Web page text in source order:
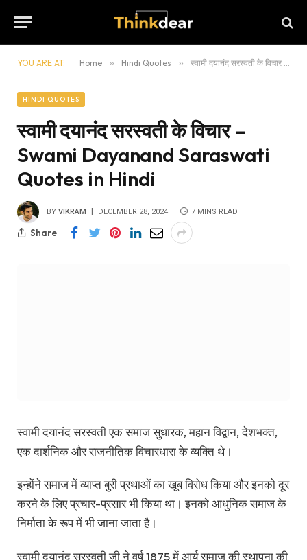
YOU ARE AT: Home » Hindi Quotes » स्वामी दयानंद सरस्वती के विचार – Swami Dayanand Saraswati Quotes in Hindi
HINDI QUOTES
स्वामी दयानंद सरस्वती के विचार –
Swami Dayanand Saraswati
Quotes in Hindi
BY VIKRAM DECEMBER 28, 2024 7 MINS READ
Share
स्वामी दयानंद सरस्वती एक समाज सुधारक, महान विद्वान, देशभक्त,
एक दार्शनिक और राजनीतिक विचारधारा के व्यक्ति थे।
इन्होंने समाज में व्याप्त बुरी प्रथाओं का खूब विरोध किया और इनको दूर
करने के लिए प्रचार-प्रसार भी किया था। इनको आधुनिक समाज के
निर्माता के रूप में भी जाना जाता है।
स्वामी दयानंद सरस्वती जी ने वर्ष 1875 में आर्य समाज की स्थापना की